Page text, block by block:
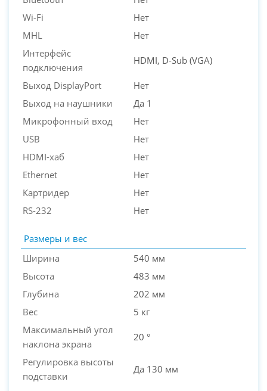
Wi-Fi
Нет
MHL
Нет
Интерфейс
подключения
HDMI, D-Sub (VGA)
Выход DisplayPort
Нет
Выход на наушники
Да 1
Микрофонный вход
Нет
USB
Нет
HDMI-хаб
Нет
Ethernet
Нет
Картридер
Нет
RS-232
Нет
Размеры и вес
Ширина
540 мм
Высота
483 мм
Глубина
202 мм
Вес
5 кг
Максимальный угол
наклона экрана
20 °
Регулировка высоты
подставки
Да 130 мм